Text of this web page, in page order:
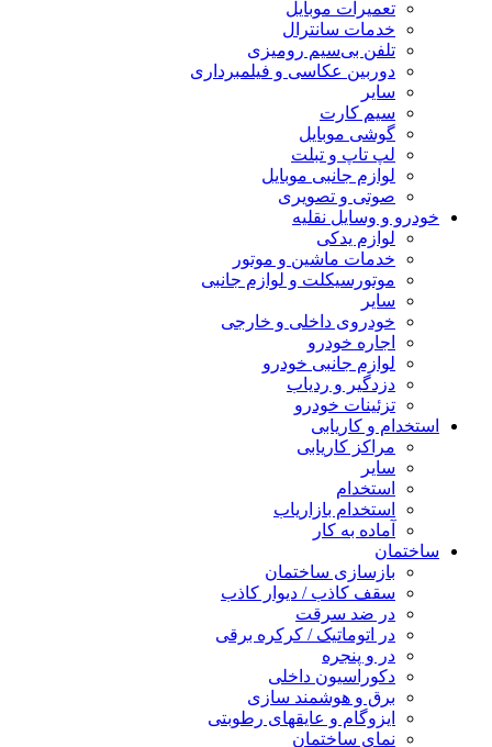
تعمیرات موبایل
خدمات سانترال
تلفن بی‌سیم رومیزی
دوربین عکاسی و فیلمبرداری
سایر
سیم کارت
گوشی موبایل
لپ تاپ و تبلت
لوازم جانبی موبایل
صوتی و تصویری
خودرو و وسایل نقلیه
لوازم یدکی
خدمات ماشین و موتور
موتورسیکلت و لوازم جانبی
سایر
خودروی داخلی و خارجی
اجاره خودرو
لوازم جانبی خودرو
دزدگیر و ردیاب
تزئینات خودرو
استخدام و کاریابی
مراکز کاریابی
سایر
استخدام
استخدام بازاریاب
آماده به کار
ساختمان
بازسازی ساختمان
سقف کاذب / دیوار کاذب
در ضد سرقت
در اتوماتیک / کرکره برقی
در و پنجره
دکوراسیون داخلی
برق و هوشمند سازی
ایزوگام و عایقهای رطوبتی
نمای ساختمان